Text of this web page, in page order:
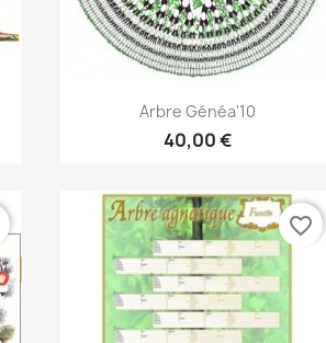
Aperçu rapide
Arbre Généa'10
40,00 €
favorite_border